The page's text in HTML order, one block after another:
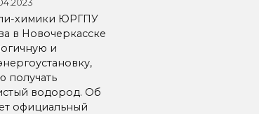
химики ЮРГПУ
в Новочеркасске
и
получать
водород. Об
официальный